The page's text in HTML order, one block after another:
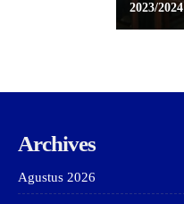
2023/2024
Archives
Agustus 2026